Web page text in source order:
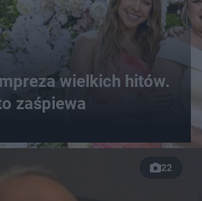
wielkich hitów.
zaśpiewa
22